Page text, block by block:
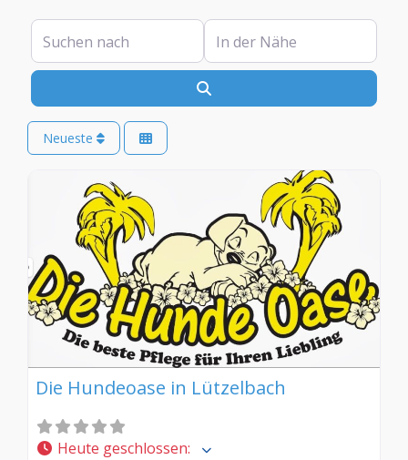
Suchen nach In der Nähe
Neueste
Die Hundeoase in Lützelbach
Heute geschlossen: